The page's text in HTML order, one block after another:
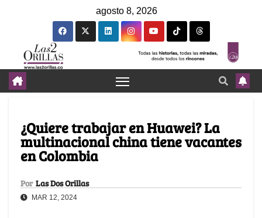
agosto 8, 2026
¿Quiere trabajar en Huawei? La
multinacional china tiene vacantes
en Colombia
Por Las Dos Orillas
MAR 12, 2024